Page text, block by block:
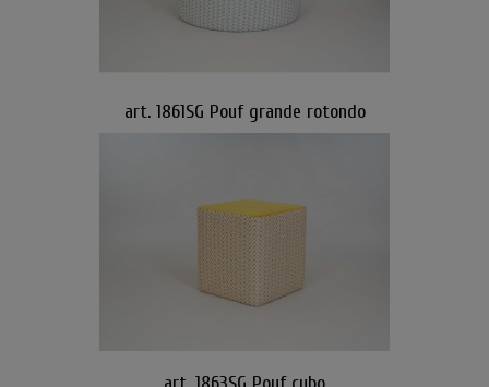
art. 1861SG Pouf grande rotondo